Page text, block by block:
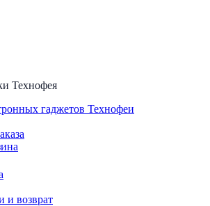
Технофея
гаджетов Технофеи
и возврат